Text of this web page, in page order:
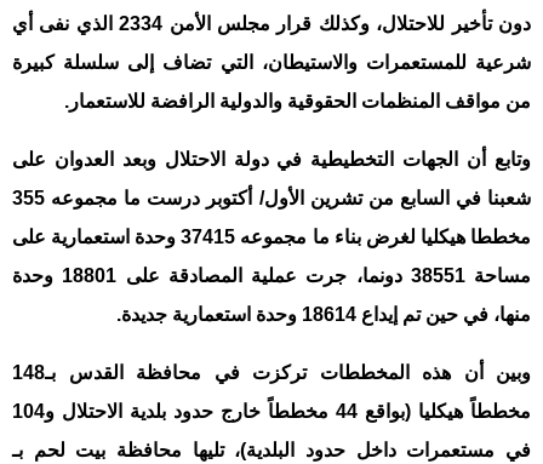
دون تأخير للاحتلال، وكذلك قرار مجلس الأمن 2334 الذي نفى أي
شرعية للمستعمرات والاستيطان، التي تضاف إلى سلسلة كبيرة
من مواقف المنظمات الحقوقية والدولية الرافضة للاستعمار.
وتابع أن الجهات التخطيطية في دولة الاحتلال وبعد العدوان على
شعبنا في السابع من تشرين الأول/ أكتوبر درست ما مجموعه 355
مخططا هيكليا لغرض بناء ما مجموعه 37415 وحدة استعمارية على
مساحة 38551 دونما، جرت عملية المصادقة على 18801 وحدة
منها، في حين تم إيداع 18614 وحدة استعمارية جديدة
.
وبين أن هذه المخططات تركزت في محافظة القدس بـ148
مخططاً هيكليا (بواقع 44 مخططاً خارج حدود بلدية الاحتلال و104
في مستعمرات داخل حدود البلدية)، تليها محافظة بيت لحم بـ